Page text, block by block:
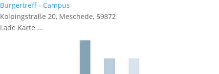
Bürgertreff - Campus
Kolpingstraße 20, Meschede, 59872
Lade Karte ...